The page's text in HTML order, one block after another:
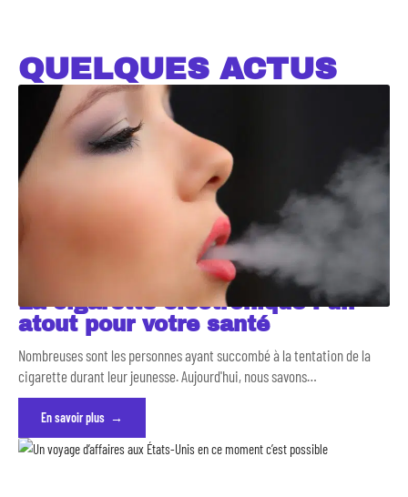
QUELQUES ACTUS
La cigarette électronique : un
atout pour votre santé
Nombreuses sont les personnes ayant succombé à la tentation de la
cigarette durant leur jeunesse. Aujourd'hui, nous savons…
En savoir plus